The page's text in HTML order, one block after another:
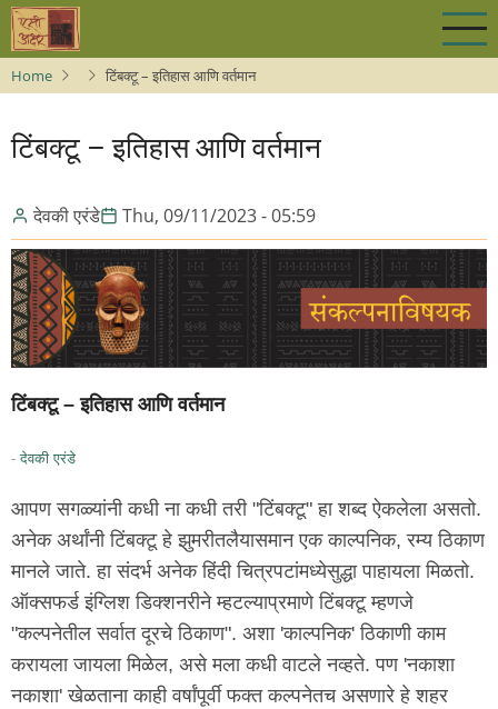
Skip
main
content
Home टिंबक्टू – इतिहास आणि वर्तमान
टिंबक्टू – इतिहास आणि वर्तमान
देवकी एरंडे Thu, 09/11/2023 - 05:59
टिंबक्टू – इतिहास आणि वर्तमान
-देवकी एरंडे
आपण सगळ्यांनी कधी ना कधी तरी "टिंबक्टू" हा शब्द ऐकलेला असतो.
अनेक अर्थांनी टिंबक्टू हे झुमरीतलैयासमान एक काल्पनिक, रम्य ठिकाण
मानले जाते. हा संदर्भ अनेक हिंदी चित्रपटांमध्येसुद्धा पाहायला मिळतो.
ऑक्सफर्ड इंग्लिश डिक्शनरीने म्हटल्याप्रमाणे टिंबक्टू म्हणजे
"कल्पनेतील सर्वात दूरचे ठिकाण". अशा 'काल्पनिक' ठिकाणी काम
करायला जायला मिळेल, असे मला कधी वाटले नव्हते. पण 'नकाशा
नकाशा' खेळताना काही वर्षांपूर्वी फक्त कल्पनेतच असणारे हे शहर